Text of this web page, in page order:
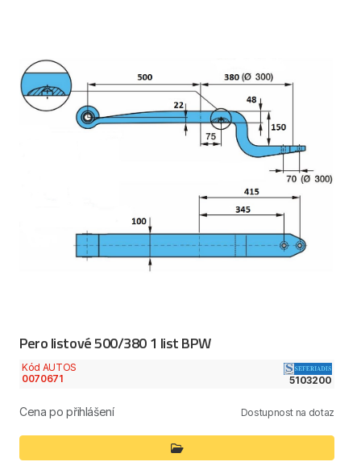
Pero listové 500/380 1 list BPW
Kód AUTOS
0070671
5103200
Cena po přihlášení Dostupnost na dotaz